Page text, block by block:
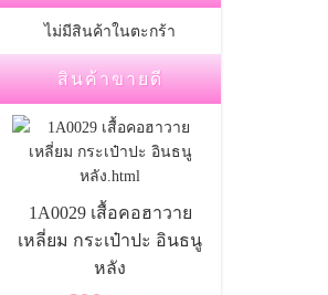
ไม่มีสินค้าในตะกร้า
สินค้าขายดี
1A0029 เสื้อคอฮาวาย
เหลี่ยม กระเป๋าปะ อินธนู
หลัง